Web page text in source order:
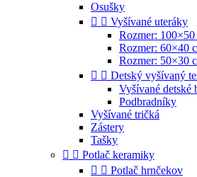
Osušky
  Vyšívané uteráky
Rozmer: 100×50
Rozmer: 60×40
Rozmer: 50×30
  Detský vyšívaný
Vyšívané detské
Podbradníky
Vyšívané tričká
Zástery
Tašky
  Potlač keramiky
  Potlač hrnčekov